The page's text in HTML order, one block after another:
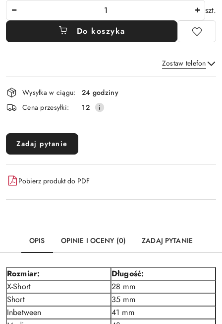
szt.
Do koszyka
Zostaw telefon
Wyślij
Dostępność
i
dostawa
Wysyłka w ciągu:
24 godziny
Cena przesyłki:
12
Zadaj pytanie
Pobierz produkt do PDF
OPIS OPINIE I OCENY (0) ZADAJ PYTANIE
Rozmiar:
Długość:
X-Short
28 mm
Short
35 mm
Inbetween
41 mm